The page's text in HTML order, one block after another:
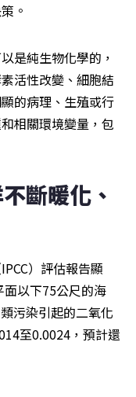
。
是純生物化學的，
活性改變、細胞結
的病理、生殖或行
相關環境變量，包
斷暖化、
）評估報告顯
以下75公尺的海
污染引起的二氧化
至0.0024，預計還